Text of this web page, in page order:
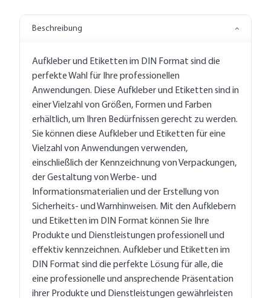
Beschreibung
Aufkleber und Etiketten im DIN Format sind die
perfekte Wahl für Ihre professionellen
Anwendungen. Diese Aufkleber und Etiketten sind in
einer Vielzahl von Größen, Formen und Farben
erhältlich, um Ihren Bedürfnissen gerecht zu werden.
Sie können diese Aufkleber und Etiketten für eine
Vielzahl von Anwendungen verwenden,
einschließlich der Kennzeichnung von Verpackungen,
der Gestaltung von Werbe- und
Informationsmaterialien und der Erstellung von
Sicherheits- und Warnhinweisen. Mit den Aufklebern
und Etiketten im DIN Format können Sie Ihre
Produkte und Dienstleistungen professionell und
effektiv kennzeichnen. Aufkleber und Etiketten im
DIN Format sind die perfekte Lösung für alle, die
eine professionelle und ansprechende Präsentation
ihrer Produkte und Dienstleistungen gewährleisten